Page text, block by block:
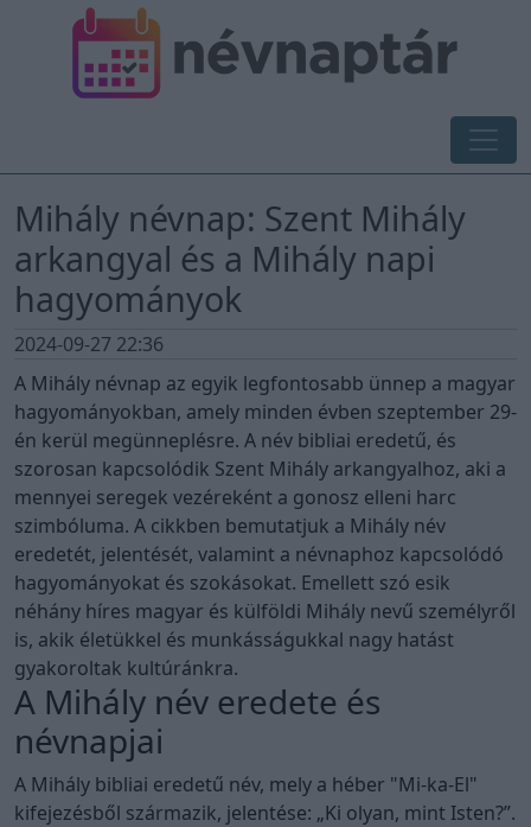
Mihály névnap: Szent Mihály
arkangyal és a Mihály napi
hagyományok
2024-09-27 22:36
A Mihály névnap az egyik legfontosabb ünnep a magyar
hagyományokban, amely minden évben szeptember 29-
én kerül megünneplésre. A név bibliai eredetű, és
szorosan kapcsolódik Szent Mihály arkangyalhoz, aki a
mennyei seregek vezéreként a gonosz elleni harc
szimbóluma. A cikkben bemutatjuk a Mihály név
eredetét, jelentését, valamint a névnaphoz kapcsolódó
hagyományokat és szokásokat. Emellett szó esik
néhány híres magyar és külföldi Mihály nevű személyről
is, akik életükkel és munkásságukkal nagy hatást
gyakoroltak kultúránkra.
A Mihály név eredete és
névnapjai
A Mihály bibliai eredetű név, mely a héber "Mi-ka-El"
kifejezésből származik, jelentése: „Ki olyan, mint Isten?”.